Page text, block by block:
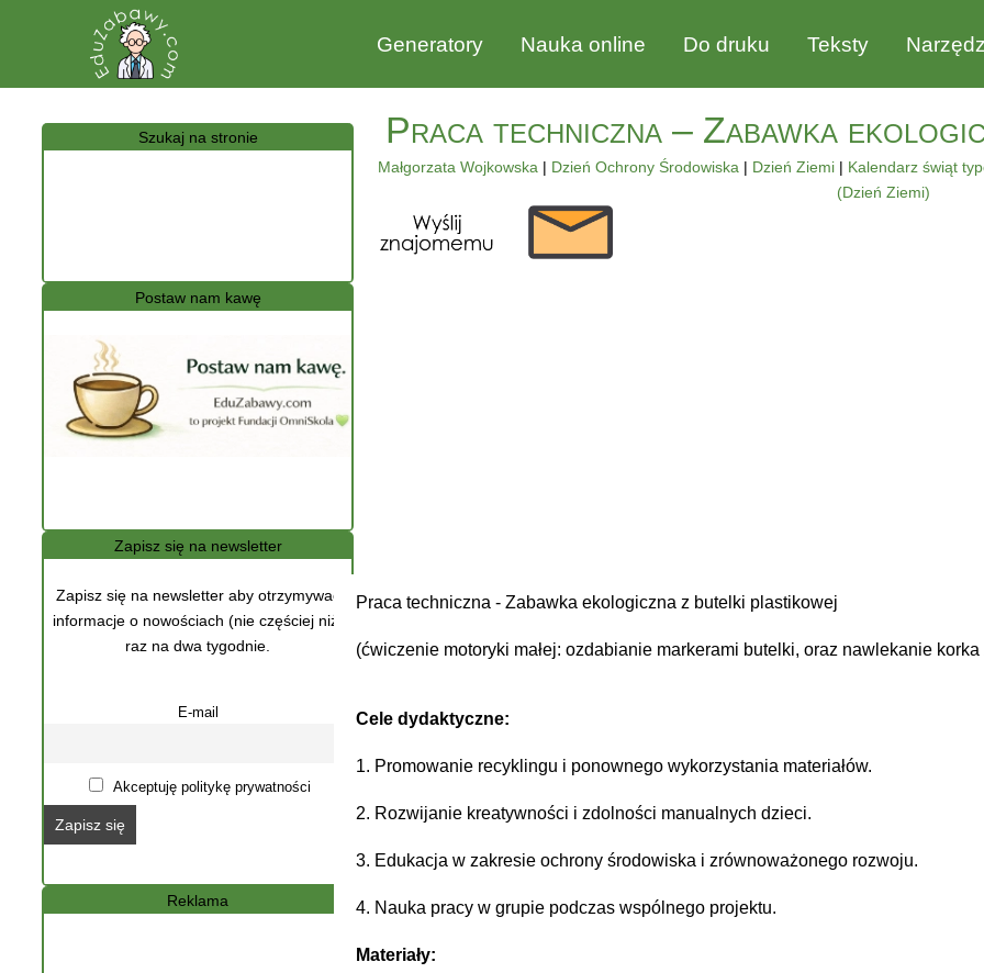
Generatory Nauka online Do druku Teksty
Szukaj na stronie
Postaw nam kawę
Zapisz się na newsletter
Zapisz się na newsletter aby otrzymywać
informacje o nowościach (nie częściej niż)
raz na dwa tygodnie.
E-mail
Akceptuję politykę prywatności
Reklama
Praca techniczna – Zabawka
Małgorzata Wojkowska | Dzień Ochrony Środowiska | Dzień Ziemi | Kalendarz świąt
(Dzień Ziemi)
Praca techniczna - Zabawka ekologiczna z butelki plastikowej
(ćwiczenie motoryki małej: ozdabianie markerami butelki, oraz nawlekanie
Cele dydaktyczne:
1. Promowanie recyklingu i ponownego wykorzystania materiałów.
2. Rozwijanie kreatywności i zdolności manualnych dzieci.
3. Edukacja w zakresie ochrony środowiska i zrównoważonego rozwoju.
4. Nauka pracy w grupie podczas wspólnego projektu.
Materiały: